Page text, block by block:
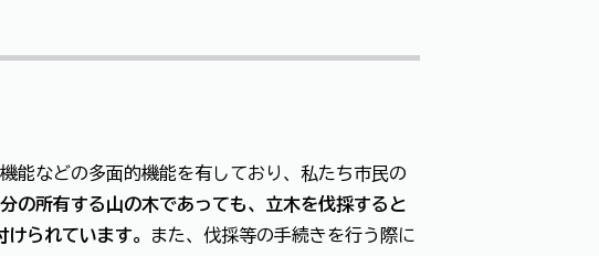
能などの多面的機能を有しており、私たち市民の
の所有する山の木であっても、立木を伐採すると
られています。
また、伐採等の手続きを行う際に